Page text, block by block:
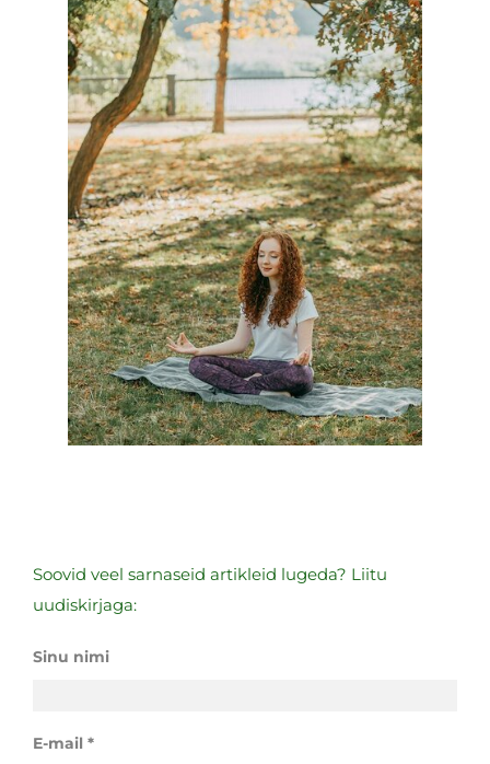
Soovid veel sarnaseid artikleid lugeda? Liitu
uudiskirjaga:
Sinu nimi
E-mail